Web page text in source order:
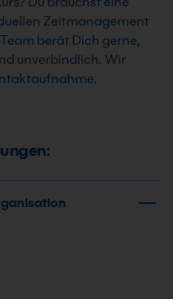
Zeitmanagement
berät Dich gerne,
unverbindlich. Wir